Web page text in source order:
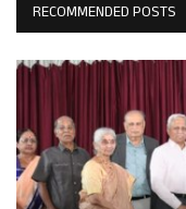
RECOMMENDED POSTS